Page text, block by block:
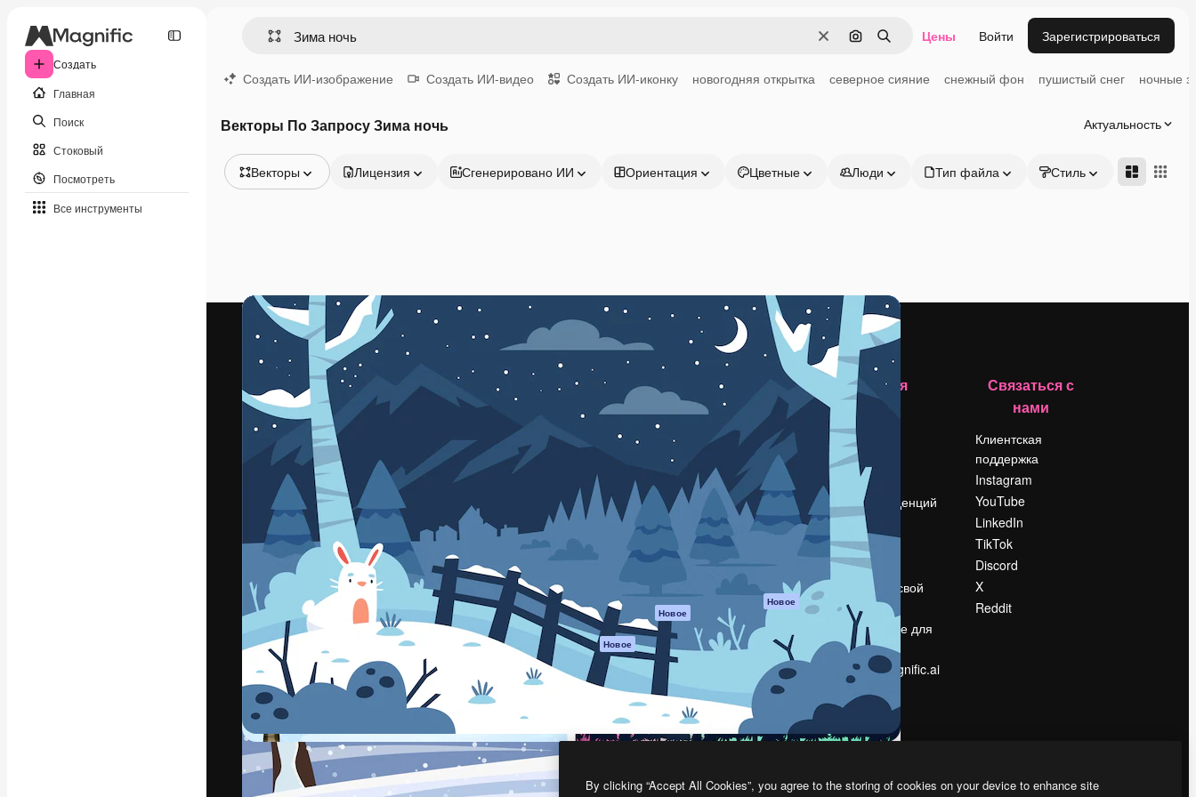
Создать
Главная
Поиск
Стоковый
Посмотреть
Все инструменты
ОчиститьПоиск по изображению
Поиск Цены Войти Зарегистрироваться
Создать ИИ-изображение Создать ИИ-видео Создать ИИ-иконку новогодняя открытка северное сияние снежный фон пушистый снег ночные
Векторы По Запросу Зима ночь Актуальность
Векторы
Видео
Видеоролик
Моушн-дизайн
Видеошаблоны
Иконки
3D-модели
Шрифты
Лицензия Сгенерировано ИИ Ориентация Цветные Люди Тип файла Стиль Адвансд
Креативная платформа для создания
ваших лучших работ. Более 1 миллиона
подписчиков среди креаторов,
предприятий, агентств и студий.
Pусский
Продукция
Spaces
ИИ-помощник
изображений ИИ
Генератор видео
ИИ
Генератор голоса
на основе ИИ
Стоковый контент
MCP для
Claude/ChatGPT
Новое
Агенты Новое
API
Мобильное
приложение
Все инструменты
Magnific
Начать
Academy
Документация по
Пакету ИИ
Служба
поддержки
Условия и
положения
Политика
конфиденциальности
Новое
Политика файлов
cookie
Центр доверия
Партнеры
Предприятие
Компания
Цены
О нас
Reviews
Вакансии
Поиск тенденций
Блог
События
Slidesgo
Продайте свой
контент
Помещение для
прессы
Ищете magnific.ai
Связаться с
нами
Клиентская
поддержка
Instagram
YouTube
LinkedIn
TikTok
Discord
X
Reddit
By clicking “Accept All Cookies”, you agree to the storing of cookies on your device to enhance site